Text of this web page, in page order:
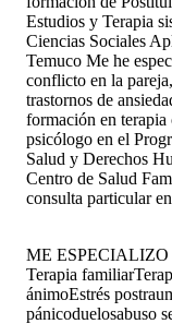
Estudios y Terapia
Ciencias Sociales
Temuco Me he
conflicto en la
trastornos de
formación en
psicólogo en el
Salud y Derechos
Centro de Salud
consulta particular
ME ESPECIALIZO
Terapia familiar
ánimoEstrés
pánicoduelosabuso